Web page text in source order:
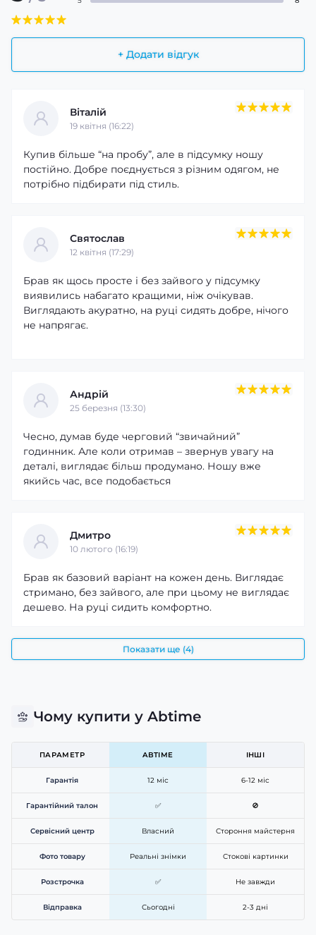
+ Додати відгук
Віталій
19 квітня (16:22)
Купив більше “на пробу”, але в підсумку ношу
постійно. Добре поєднується з різним одягом, не
потрібно підбирати під стиль.
Святослав
12 квітня (17:29)
Брав як щось просте і без зайвого у підсумку
виявились набагато кращими, ніж очікував.
Виглядають акуратно, на руці сидять добре, нічого
не напрягає.
Андрій
25 березня (13:30)
Чесно, думав буде черговий “звичайний”
годинник. Але коли отримав – звернув увагу на
деталі, виглядає більш продумано. Ношу вже
якийсь час, все подобається
Дмитро
10 лютого (16:19)
Брав як базовий варіант на кожен день. Виглядає
стримано, без зайвого, але при цьому не виглядає
дешево. На руці сидить комфортно.
Показати ще (4)
Чому купити у Abtime
ПАРАМЕТР ABTIME ІНШІ
Гарантія 12 міс 6-12 міс
Гарантійний талон ✅ 🚫
Сервісний центр Власний Стороння майстерня
Фото товару Реальні знімки Стокові картинки
Розстрочка ✅ Не завжди
Відправка Сьогодні 2-3 дні